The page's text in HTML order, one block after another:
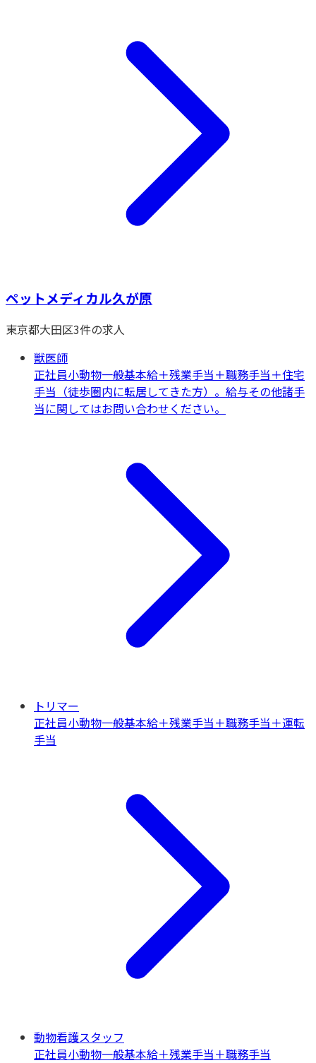
ペットメディカル久が原
東京都大田区3件の求人
獣医師
正社員小動物一般基本給＋残業手当＋職務手当＋住宅
手当（徒歩圏内に転居してきた方）。給与その他諸手
当に関してはお問い合わせください。
トリマー
正社員小動物一般基本給＋残業手当＋職務手当＋運転
手当
動物看護スタッフ
正社員小動物一般基本給＋残業手当＋職務手当